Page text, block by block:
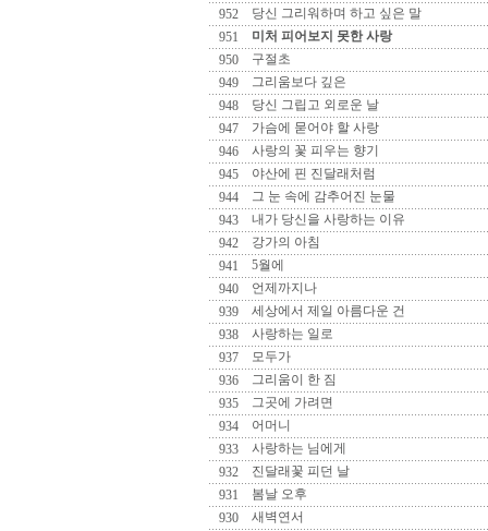
952
당신 그리워하며 하고 싶은 말
951
미처 피어보지 못한 사랑
950
구절초
949
그리움보다 깊은
948
당신 그립고 외로운 날
947
가슴에 묻어야 할 사랑
946
사랑의 꽃 피우는 향기
945
야산에 핀 진달래처럼
944
그 눈 속에 감추어진 눈물
943
내가 당신을 사랑하는 이유
942
강가의 아침
941
5월에
940
언제까지나
939
세상에서 제일 아름다운 건
938
사랑하는 일로
937
모두가
936
그리움이 한 짐
935
그곳에 가려면
934
어머니
933
사랑하는 님에게
932
진달래꽃 피던 날
931
봄날 오후
930
새벽연서